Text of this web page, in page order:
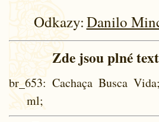
Odkazy:Danilo
Zde jsou plné
br_653: Cachaça Busca
ml;